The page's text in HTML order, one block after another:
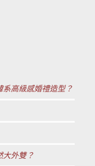
高級感婚禮造型？
大外雙？